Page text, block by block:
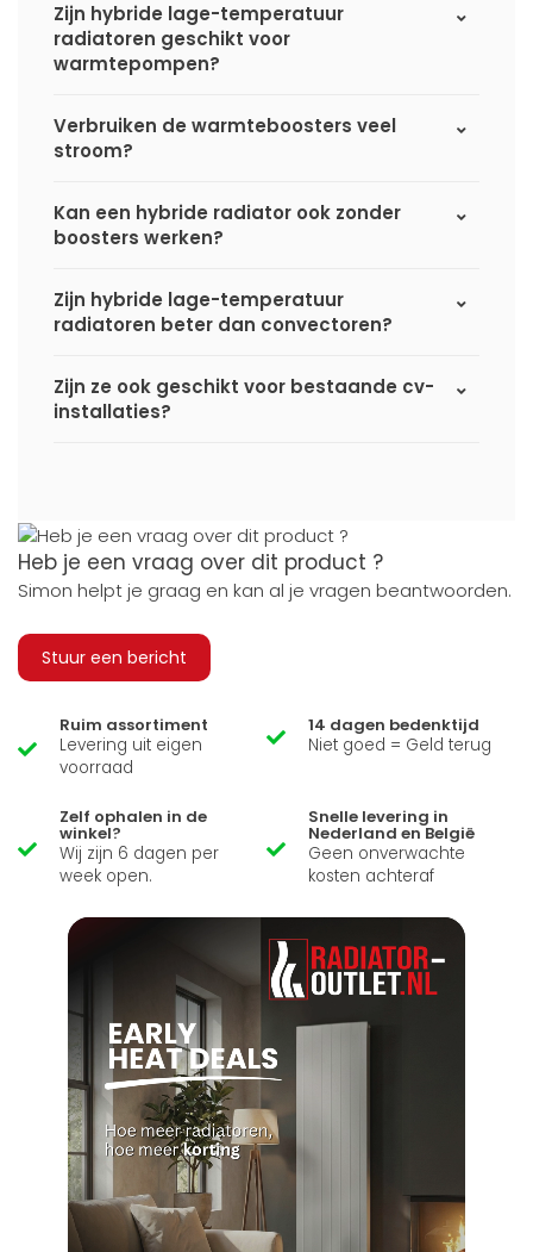
Zijn hybride lage-temperatuur
radiatoren geschikt voor
warmtepompen?
Verbruiken de warmteboosters veel
stroom?
Kan een hybride radiator ook zonder
boosters werken?
Zijn hybride lage-temperatuur
radiatoren beter dan convectoren?
Zijn ze ook geschikt voor bestaande cv-
installaties?
Heb je een vraag over dit product ?
Simon helpt je graag en kan al je vragen beantwoorden.
Stuur een bericht
Ruim assortiment
Levering uit eigen
voorraad
14 dagen bedenktijd
Niet goed = Geld terug
Zelf ophalen in de
winkel?
Wij zijn 6 dagen per
week open.
Snelle levering in
Nederland en België
Geen onverwachte
kosten achteraf